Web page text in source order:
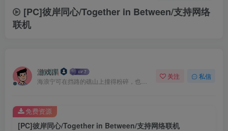
[PC]彼岸同心/Together in Between/支持网络
联机
游戏库 关注 私信
[PC]彼岸同心/Together in Between/支持网络联机
免费资源